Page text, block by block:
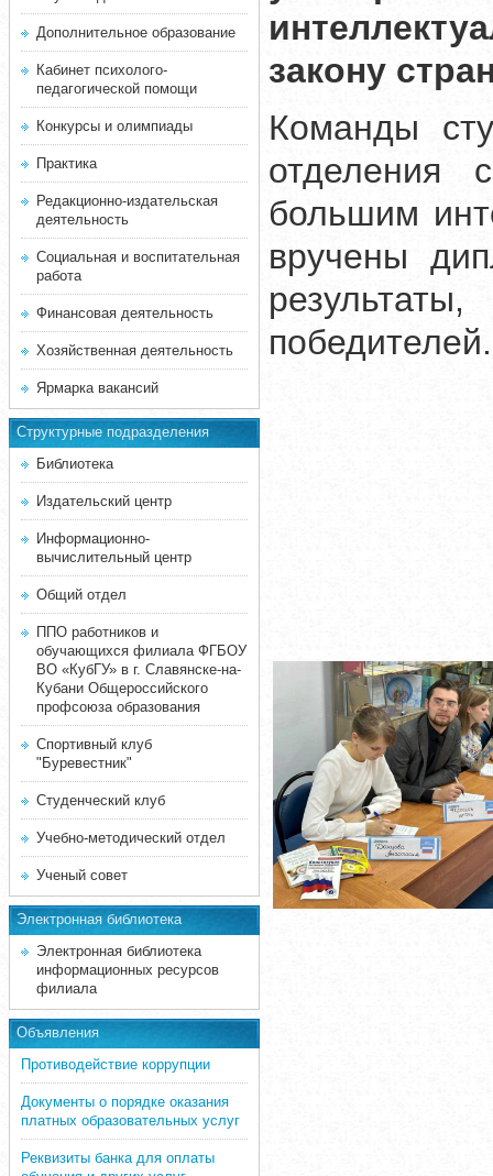
Дополнительное образование
Кабинет психолого-
педагогической помощи
Конкурсы и олимпиады
Практика
Редакционно-издательская
деятельность
Социальная и воспитательная
работа
Финансовая деятельность
Хозяйственная деятельность
Ярмарка вакансий
Структурные подразделения
Библиотека
Издательский центр
Информационно-
вычислительный центр
Общий отдел
ППО работников и
обучающихся филиала ФГБОУ
ВО «КубГУ» в г. Славянске-на-
Кубани Общероссийского
профсоюза образования
Спортивный клуб
"Буревестник"
Студенческий клуб
Учебно-методический отдел
Ученый совет
Электронная библиотека
Электронная библиотека
информационных ресурсов
филиала
Объявления
Противодействие коррупции
Документы о порядке оказания
платных образовательных услуг
Реквизиты банка для оплаты
закону
Команды
отделения
большим
вручены
победителей.